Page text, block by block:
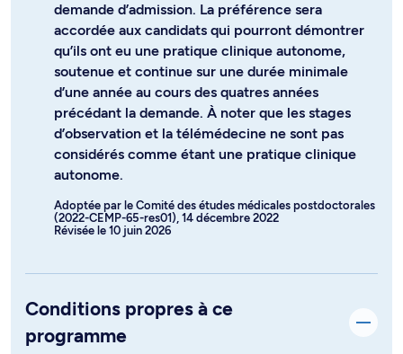
demande d’admission. La préférence sera
accordée aux candidats qui pourront démontrer
qu’ils ont eu une pratique clinique autonome,
soutenue et continue sur une durée minimale
d’une année au cours des quatres années
précédant la demande. À noter que les stages
d’observation et la télémédecine ne sont pas
considérés comme étant une pratique clinique
autonome.
Adoptée par le Comité des études médicales postdoctorales
(2022-CEMP-65-res01), 14 décembre 2022
Révisée le 10 juin 2026
Conditions propres à ce
programme